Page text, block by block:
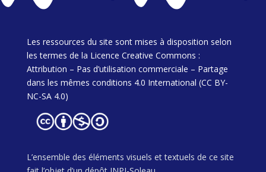
Les ressources du site sont mises à disposition selon
les termes de la Licence Creative Commons :
Attribution – Pas d’utilisation commerciale – Partage
dans les mêmes conditions 4.0 International (CC BY-
NC-SA 4.0)
L’ensemble des éléments visuels et textuels de ce site